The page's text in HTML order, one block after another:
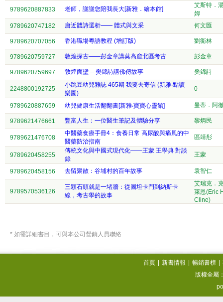
9789620887833
老師，謝謝您陪我長大[新雅．繪本館]
艾斯特．
姆
9789620747182
唐近體詩選析—— 體式與文采 何文匯
9789620707056 香港職場粵語教程 (增訂版) 劉衛林
9789620759727 敦煌探古——彭金章講莫高窟北區考古 彭金章
9789620759697 敦煌面壁 -- 樊錦詩講佛傳故事 樊錦詩
2248800192725
小跳豆幼兒雜誌 465期 我要去寄信 (新雅‧點讀
樂園)
0
9789620887659 幼兒健康生活翻翻書[新雅‧寶寶心靈館] 曼蒂．阿
9789621476661 豐富人生：一位醫生筆記及體驗分享 黎炳民
9789621476708
中醫藥食療手冊4：食養日常 高尿酸與痛風的中
醫藥防治指南
區靖彤
9789620458255
傳統文化與中國式現代化——王蒙 王學典 對談
錄
王蒙
9789620458156 去留聚散：谷埔村的百年故事 袁智仁
9789570536126
三顆石頭就是一堵牆：從圖坦卡門到納斯卡
線，考古學的故事
艾瑞克．
萊恩(Eric
Cline)
* 如需詳細書目，可與本公司營銷人員聯絡
首頁 新書情報 暢銷書榜
版權全屬